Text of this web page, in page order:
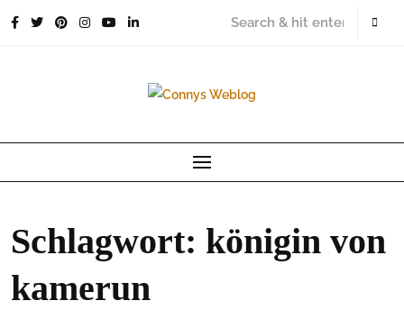
Schlagwort: königin von
kamerun